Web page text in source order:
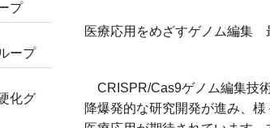
医療応用をめざすゲノム編集
CRISPR/Cas9ゲノム編集技
降爆発的な研究開発が進み、
プ
ープ
化グ